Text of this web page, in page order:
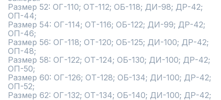
Размер 52: ОГ-110; ОТ-112; ОБ-118; ДИ-98; ДР-42;
ОП-44;
Размер 54: ОГ-114; ОТ-116; ОБ-122; ДИ-99; ДР-42;
ОП-46;
Размер 56: ОГ-118; ОТ-120; ОБ-125; ДИ-100; ДР-42;
ОП-48;
Размер 58: ОГ-122; ОТ-124; ОБ-130; ДИ-100; ДР-42;
ОП-50;
Размер 60: ОГ-126; ОТ-128; ОБ-134; ДИ-100; ДР-42;
ОП-52;
Размер 62: ОГ-132; ОТ-134; ОБ-140; ДИ-100; ДР-42;